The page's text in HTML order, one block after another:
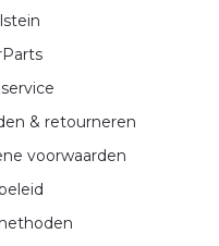
& retourneren
voorwaarden